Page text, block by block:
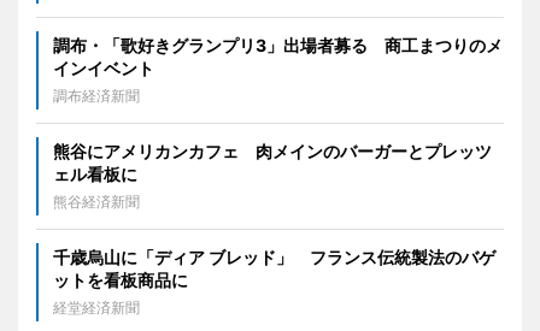
調布・「歌好きグランプリ3」出場者募る 商工まつりのメ
インイベント
調布経済新聞
熊谷にアメリカンカフェ 肉メインのバーガーとプレッツ
ェル看板に
熊谷経済新聞
千歳烏山に「ディア ブレッド」 フランス伝統製法のバゲ
ットを看板商品に
経堂経済新聞